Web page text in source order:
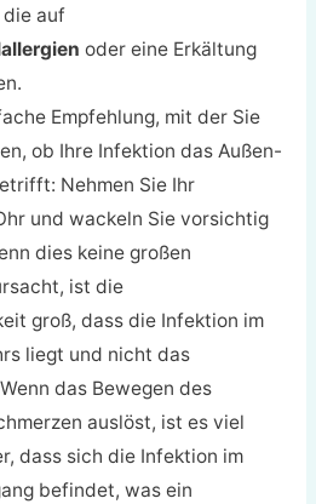
die auf
oder eine Erkältung
Empfehlung, mit der Sie
ob Ihre Infektion das Außen-
Nehmen Sie Ihr
und wackeln Sie vorsichtig
dies keine großen
ist die
groß, dass die Infektion im
liegt und nicht das
das Bewegen des
auslöst, ist es viel
dass sich die Infektion im
befindet, was ein